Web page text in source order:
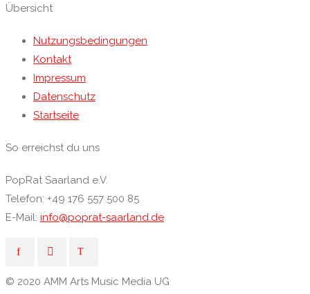
Übersicht
Nutzungsbedingungen
Kontakt
Impressum
Datenschutz
Startseite
So erreichst du uns
PopRat Saarland e.V.
Telefon: +49 176 557 500 85
E-Mail: info@poprat-saarland.de
© 2020 AMM Arts Music Media UG